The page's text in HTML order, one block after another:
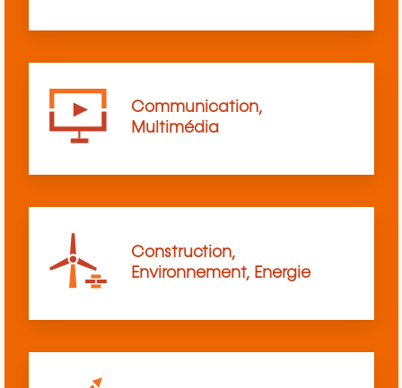
Communication,
Multimédia
Construction,
Environnement, Energie